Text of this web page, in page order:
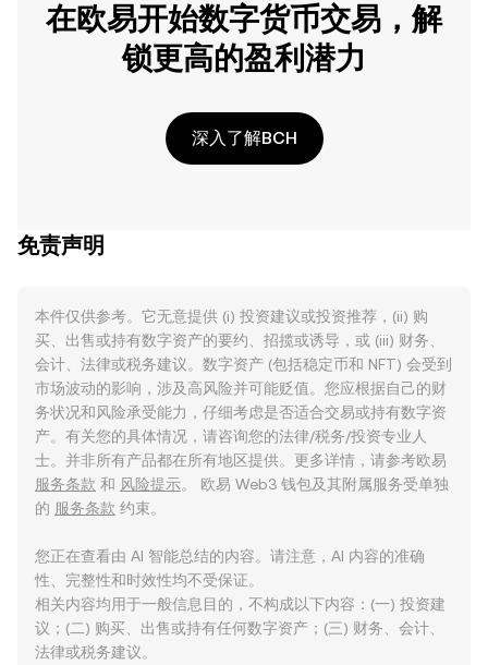
在欧易开始数字货币交易，解
锁更高的盈利潜力
深入了解BCH
免责声明
本件仅供参考。它无意提供 (i) 投资建议或投资推荐，(ii) 购
买、出售或持有数字资产的要约、招揽或诱导，或 (iii) 财务、
会计、法律或税务建议。数字资产 (包括稳定币和 NFT) 会受到
市场波动的影响，涉及高风险并可能贬值。您应根据自己的财
务状况和风险承受能力，仔细考虑是否适合交易或持有数字资
产。有关您的具体情况，请咨询您的法律/税务/投资专业人
士。并非所有产品都在所有地区提供。更多详情，请参考欧易
服务条款 和 风险提示。 欧易 Web3 钱包及其附属服务受单独
的 服务条款 约束。
您正在查看由 AI 智能总结的内容。请注意，AI 内容的准确
性、完整性和时效性均不受保证。
相关内容均用于一般信息目的，不构成以下内容：(一) 投资建
议；(二) 购买、出售或持有任何数字资产；(三) 财务、会计、
法律或税务建议。